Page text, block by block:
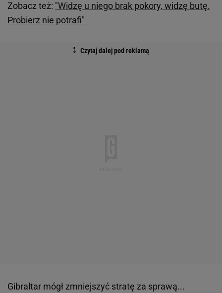
Zobacz też: "Widzę u niego brak pokory, widzę butę.
Probierz nie potrafi"
Gibraltar mógł zmniejszyć stratę za sprawą...